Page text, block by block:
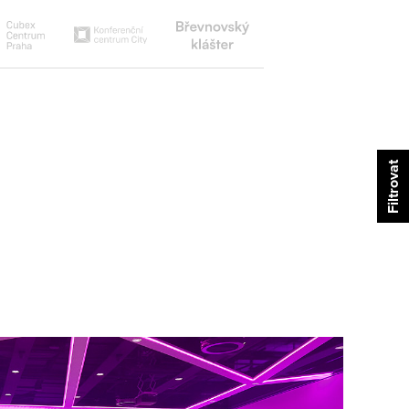
Cubex
centrum
Konferenční
centrum
city
Břevnovský